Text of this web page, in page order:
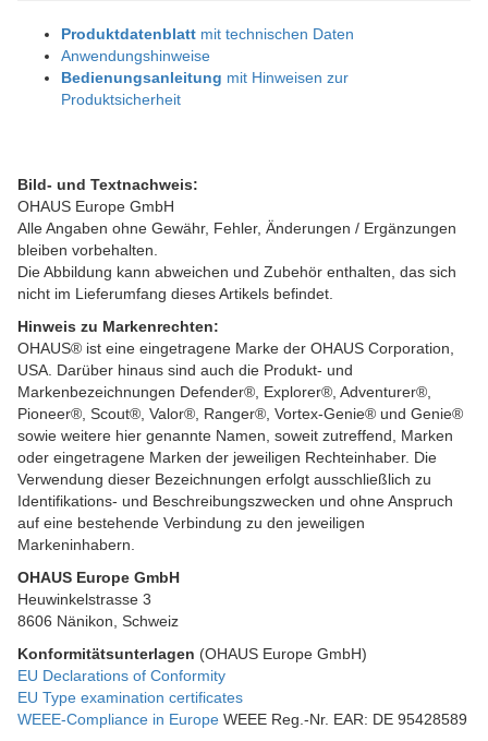
Produktdatenblatt mit technischen Daten
Anwendungshinweise
Bedienungsanleitung mit Hinweisen zur
Produktsicherheit
Bild- und Textnachweis:
OHAUS Europe GmbH
Alle Angaben ohne Gewähr, Fehler, Änderungen / Ergänzungen
bleiben vorbehalten.
Die Abbildung kann abweichen und Zubehör enthalten, das sich
nicht im Lieferumfang dieses Artikels befindet.
Hinweis zu Markenrechten:
OHAUS® ist eine eingetragene Marke der OHAUS Corporation,
USA. Darüber hinaus sind auch die Produkt- und
Markenbezeichnungen Defender®, Explorer®, Adventurer®,
Pioneer®, Scout®, Valor®, Ranger®, Vortex-Genie® und Genie®
sowie weitere hier genannte Namen, soweit zutreffend, Marken
oder eingetragene Marken der jeweiligen Rechteinhaber. Die
Verwendung dieser Bezeichnungen erfolgt ausschließlich zu
Identifikations- und Beschreibungszwecken und ohne Anspruch
auf eine bestehende Verbindung zu den jeweiligen
Markeninhabern.
OHAUS Europe GmbH
Heuwinkelstrasse 3
8606 Nänikon, Schweiz
Konformitätsunterlagen (OHAUS Europe GmbH)
EU Declarations of Conformity
EU Type examination certificates
WEEE-Compliance in Europe WEEE Reg.-Nr. EAR: DE 95428589